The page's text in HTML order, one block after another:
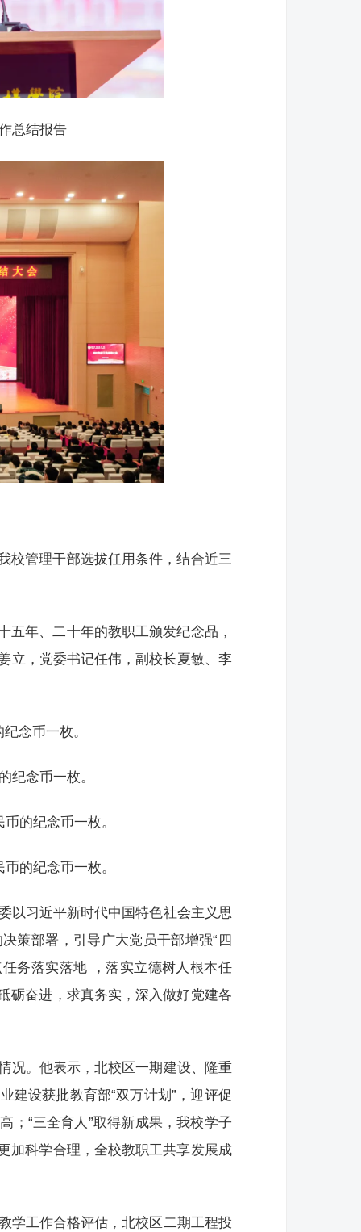
总结报告
校管理干部选拔任用条件，结合近三
五年、二十年的教职工颁发纪念品，
立，党委书记任伟，副校长夏敏、李
念币一枚。
纪念币一枚。
的纪念币一枚。
的纪念币一枚。
以习近平新时代中国特色社会主义思
策部署，引导广大党员干部增强“四
任务落实落地 ，落实立德树人根本任
砺奋进，求真务实，深入做好党建各
况。他表示，北校区一期建设、隆重
建设获批教育部“双万计划”，迎评促
；“三全育人”取得新成果，我校学子
加科学合理，全校教职工共享发展成
学工作合格评估，北校区二期工程投